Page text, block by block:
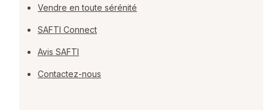
Vendre en toute sérénité
SAFTI Connect
Avis SAFTI
Contactez-nous